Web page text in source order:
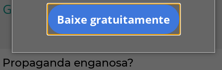
Baixe gratuitamente
Garagens
Propaganda enganosa?